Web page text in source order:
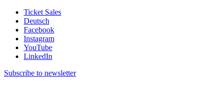
Ticket Sales
Deutsch
Facebook
Instagram
YouTube
LinkedIn
Subscribe to newsletter